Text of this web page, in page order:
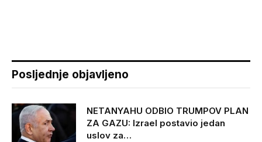
Posljednje objavljeno
NETANYAHU ODBIO TRUMPOV PLAN
ZA GAZU: Izrael postavio jedan
uslov za…